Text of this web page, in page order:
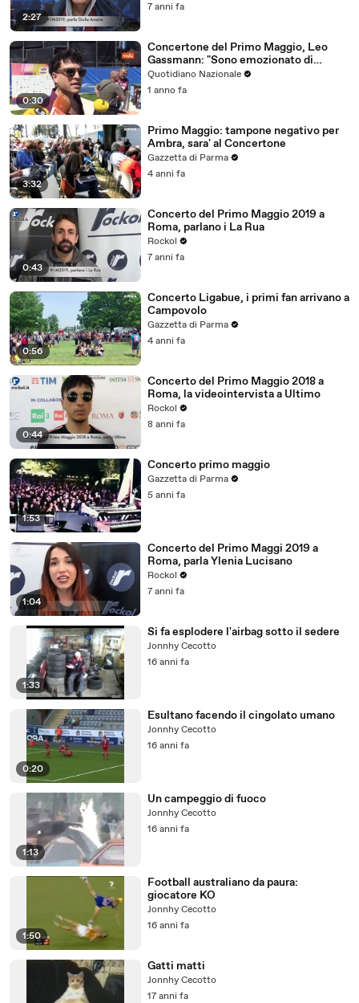
2:27
7 anni fa
0:30
Concertone del Primo Maggio, Leo
Gassmann: "Sono emozionato di
cantare sul palco Bella Ciao"
Quotidiano Nazionale
1 anno fa
3:32
Primo Maggio: tampone negativo per
Ambra, sara' al Concertone
Gazzetta di Parma
4 anni fa
0:43
Concerto del Primo Maggio 2019 a
Roma, parlano i La Rua
Rockol
7 anni fa
0:56
Concerto Ligabue, i primi fan arrivano a
Campovolo
Gazzetta di Parma
4 anni fa
0:44
Concerto del Primo Maggio 2018 a
Roma, la videointervista a Ultimo
Rockol
8 anni fa
1:53
Concerto primo maggio
Gazzetta di Parma
5 anni fa
1:04
Concerto del Primo Maggi 2019 a
Roma, parla Ylenia Lucisano
Rockol
7 anni fa
1:33
Si fa esplodere l'airbag sotto il sedere
Jonnhy Cecotto
16 anni fa
0:20
Esultano facendo il cingolato umano
Jonnhy Cecotto
16 anni fa
1:13
Un campeggio di fuoco
Jonnhy Cecotto
16 anni fa
1:50
Football australiano da paura:
giocatore KO
Jonnhy Cecotto
16 anni fa
Gatti matti
Jonnhy Cecotto
17 anni fa